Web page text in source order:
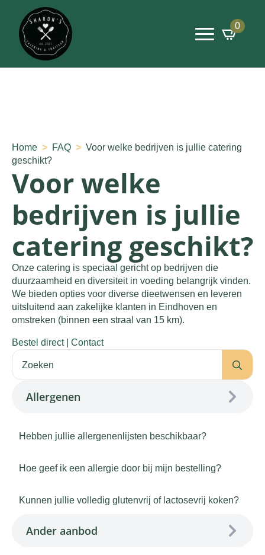
0
Allergenen
Hebben jullie allergenenlijsten beschikbaar?
Hoe geef ik een allergie door bij mijn bestelling?
Kunnen jullie volledig glutenvrij of lactosevrij koken?
Ander aanbod
Home FAQ
Voor welke bedrijven is jullie catering
geschikt?
Voor welke
bedrijven is jullie
catering geschikt?
Onze catering is speciaal gericht op bedrijven die
duurzaamheid en diversiteit in voeding belangrijk vinden.
We bieden opties voor diverse dieetwensen en leveren
uitsluitend aan zakelijke klanten in Eindhoven en
omstreken (binnen een straal van 15 km).
Bestel direct| Contact